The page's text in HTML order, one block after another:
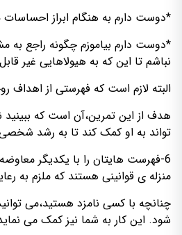
*دوست دارم به هنگام ابراز
*دوست دارم بیاموزم چگونه راجع
نباشم تا این که به هیولاهایی غیر
البته لازم است که فهرستی از اهداف
هدف از این تمرین،آن است که
تواند به او کمک کند تا به رشد
6-فهرست هایتان را با یکدیگر
منزله ی قوانینی هستند که ملزم به
چنانچه با کسی نامزد هستید،می
شود. این کار به شما نیز کمک می